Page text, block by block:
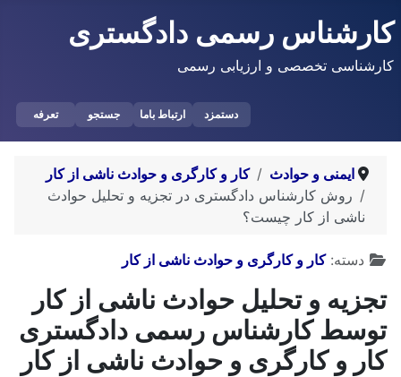
کارشناس رسمی دادگستری
کارشناسی تخصصی و ارزیابی رسمی
دستمزد ارتباط باما جستجو تعرفه
ایمنی و حوادث
کار و کارگری و حوادث ناشی از کار
روش کارشناس دادگستری در تجزیه و تحلیل حوادث
ناشی از کار چیست؟
توضیحات
دسته:کار و کارگری و حوادث ناشی از کار
تجزیه و تحلیل حوادث ناشی از کار
توسط کارشناس رسمی دادگستری
کار و کارگری و حوادث ناشی از کار